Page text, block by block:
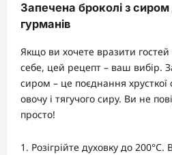
Запечена броколі з
гурманів
Якщо ви хочете вразити
себе, цей рецепт – ваш вибір.
сиром – це поєднання хрусткої
овочу і тягучого сиру. Ви не
просто!
Розігрійте духовку до 200°C.